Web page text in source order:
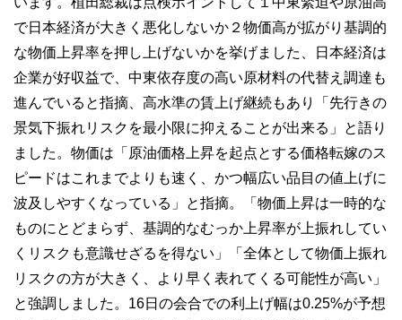
で日本経済が大きく悪化しないか２物価高が拡がり基調的
な物価上昇率を押し上げないかを挙げました、日本経済は
企業が好収益で、中東依存度の高い原材料の代替え調達も
進んでいると指摘、高水準の賃上げ継続もあり「先行きの
景気下振れリスクを最小限に抑えることが出来る」と語り
ました。物価は「原油価格上昇を起点とする価格転嫁のス
ピードはこれまでよりも速く、かつ幅広い品目の値上げに
波及しやすくなっている」と指摘。「物価上昇は一時的な
ものにとどまらず、基調的なむっか上昇率が上振れしてい
くリスクも意識せざるを得ない」「全体として物価上振れ
リスクの方が大きく、より早く表れてくる可能性が高い」
と強調しました。16日の会合での利上げ幅は0.25%が予想